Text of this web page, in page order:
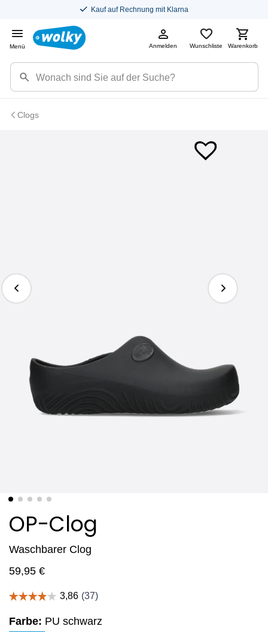
Kauf auf Rechnung mit Klarna
Menü Anmelden Wunschliste Warenkorb
Clogs
OP-Clog
Waschbarer Clog
59,95 €
Farbe: PU schwarz